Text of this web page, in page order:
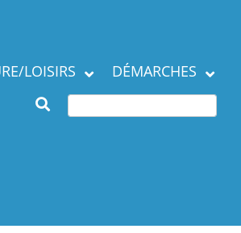
LOISIRS
associations
DÉMARCHES